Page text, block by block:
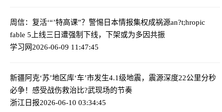
周信：复活‘“’特高课”？警惕日本情报集权成祸源an?t;hropic
fable 5上线三日遭强制下线，下架或为多因共振
学习网2026-06-09 11:47:45
新疆阿克‘苏’地区库‘车’市发生4.1级地震，震源深度22公里分秒
必争！感受战伤救治比?武现场的节奏
浙江日报2026-06-10 03:34:45